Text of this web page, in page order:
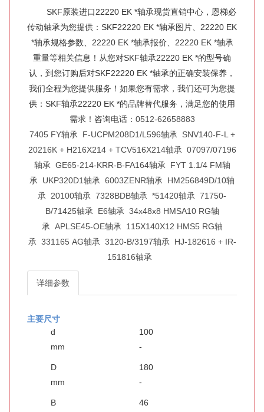
SKF原装进口22220 EK *轴承现货直销中心，恩梯必
传动轴承为您提供：SKF22220 EK *轴承图片、22220 EK
*轴承规格参数、22220 EK *轴承报价、22220 EK *轴承
重量等相关信息！从您对SKF轴承22220 EK *的型号确
认，到您订购后对SKF22220 EK *轴承的正确安装保养，
我们全程为您提供服务！如果您有需求，我们还可为您提
供：SKF轴承22220 EK *的品牌替代服务，满足您的使用
需求！咨询电话： 0512-62658883
7405 FY轴承 F-UCPM208D1/L596轴承 SNV140-F-L +
20216K + H216X214 + TCV516X214轴承 07097/07196
轴承 GE65-214-KRR-B-FA164轴承 FYT 1.1/4 FM轴
承 UKP320D1轴承 6003ZENR轴承 HM256849D/10轴
承 20100轴承 7328BDB轴承 *51420轴承 71750-
B/71425轴承 E6轴承 34x48x8 HMSA10 RG轴
承 APLSE45-OE轴承 115X140X12 HMS5 RG轴
承 331165 AG轴承 3120-B/3197轴承 HJ-182616 + IR-
151816轴承
详细参数
主要尺寸
d
100
mm
-
D
180
mm
-
B
46